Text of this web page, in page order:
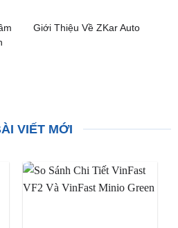
Giới Thiệu Về ZKar Auto
VIẾT MỚI